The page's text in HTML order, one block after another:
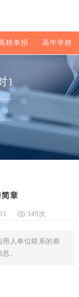
校单招 高中学校
1
章
349次
人单位联系的桥
。